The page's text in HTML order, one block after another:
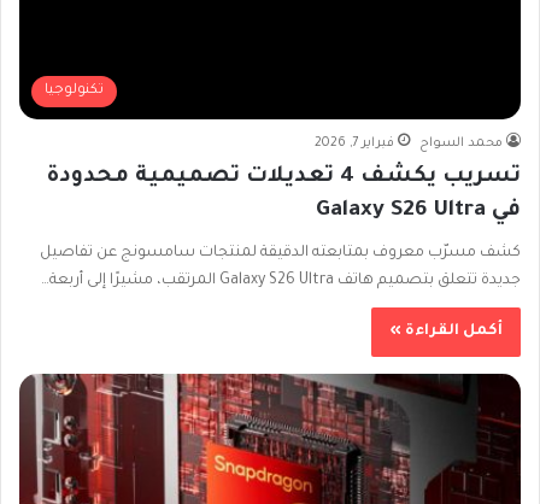
تكنولوجيا
محمد السواح فبراير 7, 2026
تسريب يكشف 4 تعديلات تصميمية محدودة
في Galaxy S26 Ultra
كشف مسرّب معروف بمتابعته الدقيقة لمنتجات سامسونج عن تفاصيل
جديدة تتعلق بتصميم هاتف Galaxy S26 Ultra المرتقب، مشيرًا إلى أربعة…
أكمل القراءة »